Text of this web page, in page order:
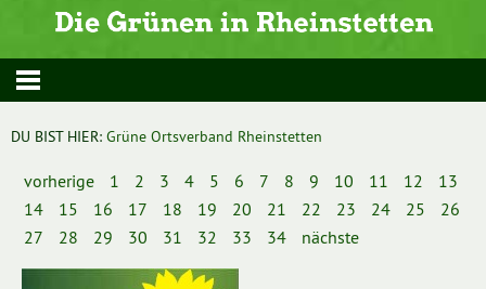
DU BIST HIER: Grüne Ortsverband Rheinstetten
vorherige 1 2 3 4 5 6 7 8 9 10 11 12
13
14
15 16 17 18 19 20 21 22 23 24 25
26
27
28 29 30 31 32 33 34 nächste